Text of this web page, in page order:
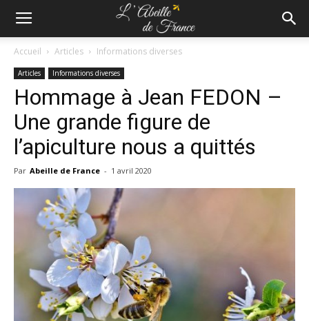
Accueil Articles Informations diverses
Articles Informations diverses
Hommage à Jean FEDON –
Une grande figure de
l’apiculture nous a quittés
Par Abeille de France - 1 avril 2020